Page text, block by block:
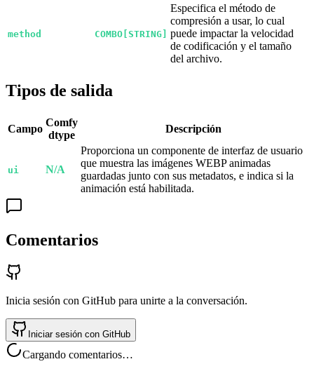
method COMBO[STRING]
Especifica el método de
compresión a usar, lo cual
puede impactar la velocidad
de codificación y el tamaño
del archivo.
Tipos de salida
Campo
Comfy
dtype
Descripción
ui N/A
Proporciona un componente de interfaz de usuario
que muestra las imágenes WEBP animadas
guardadas junto con sus metadatos, e indica si la
animación está habilitada.
Comentarios
Inicia sesión con GitHub para unirte a la conversación.
Iniciar sesión con GitHub
Cargando comentarios…